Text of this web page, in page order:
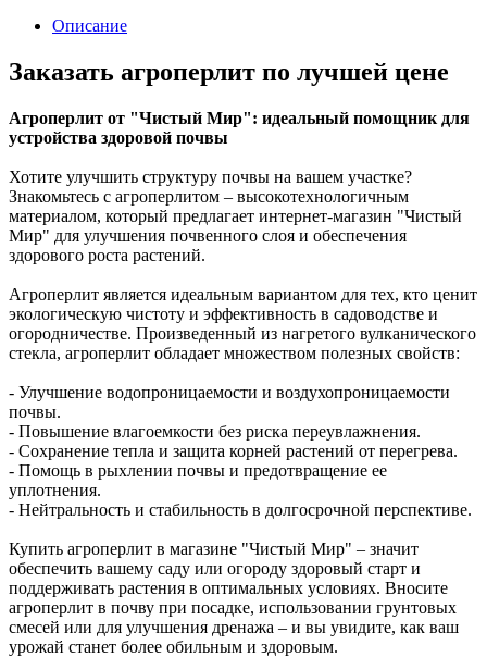
Описание
Заказать агроперлит по лучшей цене
Агроперлит от "Чистый Мир": идеальный помощник для
устройства здоровой почвы
Хотите улучшить структуру почвы на вашем участке?
Знакомьтесь с агроперлитом – высокотехнологичным
материалом, который предлагает интернет-магазин "Чистый
Мир" для улучшения почвенного слоя и обеспечения
здорового роста растений.
Агроперлит является идеальным вариантом для тех, кто ценит
экологическую чистоту и эффективность в садоводстве и
огородничестве. Произведенный из нагретого вулканического
стекла, агроперлит обладает множеством полезных свойств:
- Улучшение водопроницаемости и воздухопроницаемости
почвы.
- Повышение влагоемкости без риска переувлажнения.
- Сохранение тепла и защита корней растений от перегрева.
- Помощь в рыхлении почвы и предотвращение ее
уплотнения.
- Нейтральность и стабильность в долгосрочной перспективе.
Купить агроперлит в магазине "Чистый Мир" – значит
обеспечить вашему саду или огороду здоровый старт и
поддерживать растения в оптимальных условиях. Вносите
агроперлит в почву при посадке, использовании грунтовых
смесей или для улучшения дренажа – и вы увидите, как ваш
урожай станет более обильным и здоровым.